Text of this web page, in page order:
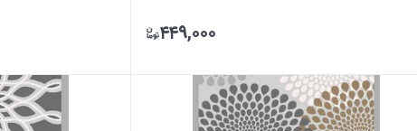
۴۴۹,۰۰۰